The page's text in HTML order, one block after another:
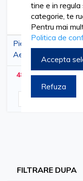
Pieptene inaltator
Aesculap SnapOn cu
clips din otel inox, 3-
mm
48,93 lei (59,21 lei
Adauga in
FILTRARE DUPA
tine e in
categorie, te
Pentru mai
Politica de
Accepta
Refuza